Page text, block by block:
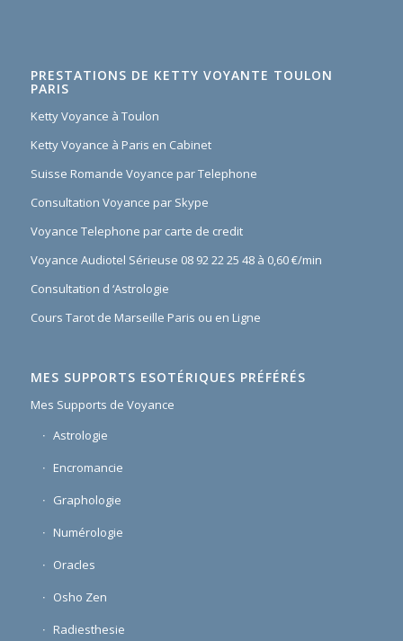
PRESTATIONS DE KETTY VOYANTE TOULON
PARIS
Ketty Voyance à Toulon
Ketty Voyance à Paris en Cabinet
Suisse Romande Voyance par Telephone
Consultation Voyance par Skype
Voyance Telephone par carte de credit
Voyance Audiotel Sérieuse 08 92 22 25 48 à 0,60 €/min
Consultation d ‘Astrologie
Cours Tarot de Marseille Paris ou en Ligne
MES SUPPORTS ESOTÉRIQUES PRÉFÉRÉS
Mes Supports de Voyance
Astrologie
Encromancie
Graphologie
Numérologie
Oracles
Osho Zen
Radiesthesie